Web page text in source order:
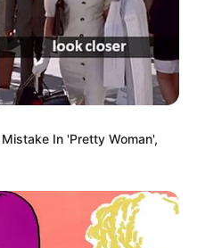
In 'Pretty Woman',